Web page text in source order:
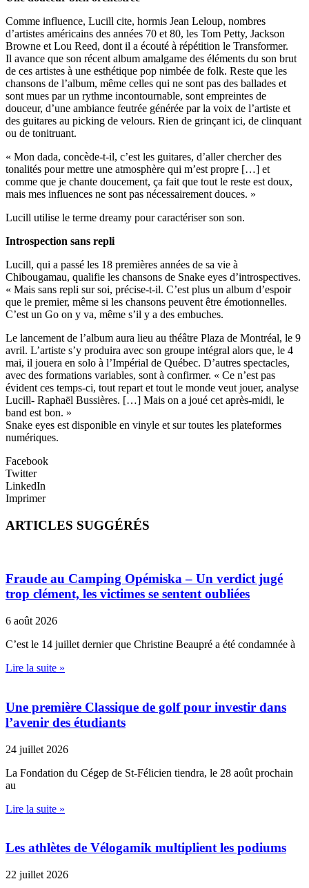
Comme influence, Lucill cite, hormis Jean Leloup, nombres
d’artistes américains des années 70 et 80, les Tom Petty, Jackson
Browne et Lou Reed, dont il a écouté à répétition le Transformer.
Il avance que son récent album amalgame des éléments du son brut
de ces artistes à une esthétique pop nimbée de folk. Reste que les
chansons de l’album, même celles qui ne sont pas des ballades et
sont mues par un rythme incontournable, sont empreintes de
douceur, d’une ambiance feutrée générée par la voix de l’artiste et
des guitares au picking de velours. Rien de grinçant ici, de clinquant
ou de tonitruant.
« Mon dada, concède-t-il, c’est les guitares, d’aller chercher des
tonalités pour mettre une atmosphère qui m’est propre […] et
comme que je chante doucement, ça fait que tout le reste est doux,
mais mes influences ne sont pas nécessairement douces. »
Lucill utilise le terme dreamy pour caractériser son son.
Introspection sans repli
Lucill, qui a passé les 18 premières années de sa vie à
Chibougamau, qualifie les chansons de Snake eyes d’introspectives.
« Mais sans repli sur soi, précise-t-il. C’est plus un album d’espoir
que le premier, même si les chansons peuvent être émotionnelles.
C’est un Go on y va, même s’il y a des embuches.
Le lancement de l’album aura lieu au théâtre Plaza de Montréal, le 9
avril. L’artiste s’y produira avec son groupe intégral alors que, le 4
mai, il jouera en solo à l’Impérial de Québec. D’autres spectacles,
avec des formations variables, sont à confirmer. « Ce n’est pas
évident ces temps-ci, tout repart et tout le monde veut jouer, analyse
Lucill- Raphaël Bussières. […] Mais on a joué cet après-midi, le
band est bon. »
Snake eyes est disponible en vinyle et sur toutes les plateformes
numériques.
Facebook
Twitter
LinkedIn
Imprimer
ARTICLES SUGGÉRÉS
Fraude au Camping Opémiska – Un verdict jugé
trop clément, les victimes se sentent oubliées
6 août 2026
C’est le 14 juillet dernier que Christine Beaupré a été condamnée à
Lire la suite »
Une première Classique de golf pour investir dans
l’avenir des étudiants
24 juillet 2026
La Fondation du Cégep de St-Félicien tiendra, le 28 août prochain
au
Lire la suite »
Les athlètes de Vélogamik multiplient les podiums
22 juillet 2026